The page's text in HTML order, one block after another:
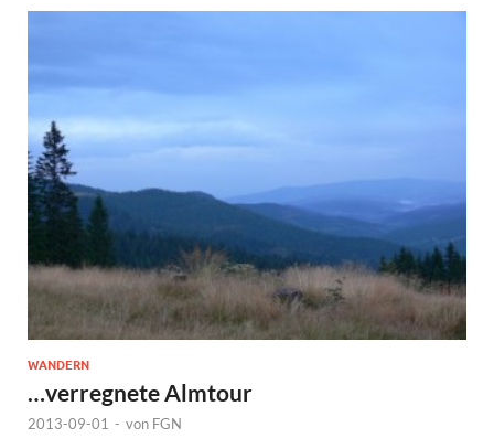
WANDERN
…verregnete Almtour
2013-09-01 - von FGN